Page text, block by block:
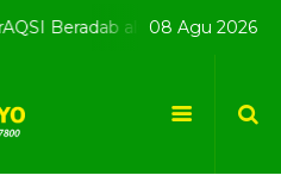
Beradab alQuran berprestaSI
08 Agu 2026